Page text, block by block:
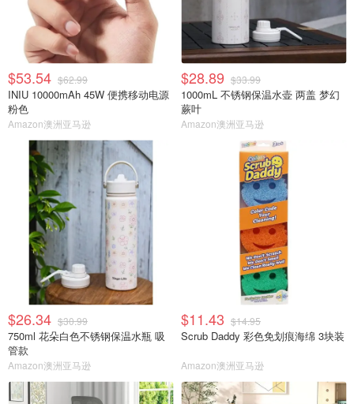
$53.54 $62.99
INIU 10000mAh 45W 便携移动电源
粉色
Amazon澳洲亚马逊
$28.89 $33.99
1000mL 不锈钢保温水壶 两盖 梦幻
蕨叶
Amazon澳洲亚马逊
$26.34 $30.99
750ml 花朵白色不锈钢保温水瓶 吸
管款
Amazon澳洲亚马逊
$11.43 $14.95
Scrub Daddy 彩色免划痕海绵 3块装
Amazon澳洲亚马逊